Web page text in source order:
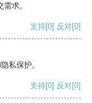
求。
支持[0] 反对[0]
私保护。
支持[0] 反对[0]